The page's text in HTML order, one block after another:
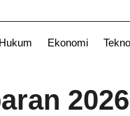
Hukum Ekonomi
TNI